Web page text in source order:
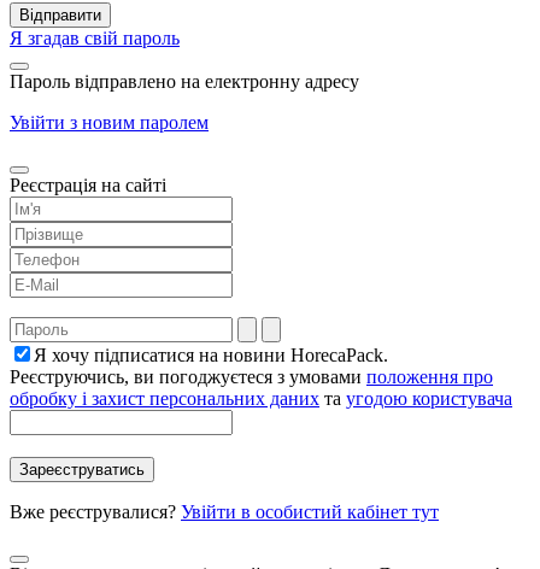
Я згадав свій пароль
Пароль відправлено на електронну адресу
Увійти з новим паролем
Реєстрація на сайті
Я хочу підписатися на новини HorecaPack.
Реєструючись, ви погоджуєтеся з умовами положення про
обробку і захист персональних даних та угодою користувача
Вже реєструвалися? Увійти в особистий кабінет тут